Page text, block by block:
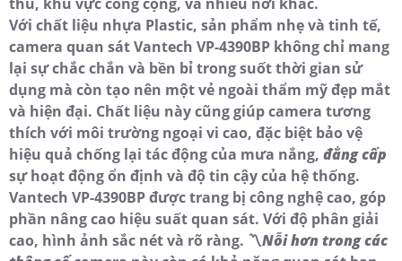
Với chất liệu nhựa Plastic, sản phẩm nhẹ và tinh tế,
camera quan sát Vantech VP-4390BP không chỉ mang
lại sự chắc chắn và bền bỉ trong suốt thời gian sử
dụng mà còn tạo nên một vẻ ngoài thẩm mỹ đẹp mắt
và hiện đại. Chất liệu này cũng giúp camera tương
thích với môi trường ngoại vi cao, đặc biệt bảo vệ
hiệu quả chống lại tác động của mưa nắng, đẳng cấp
sự hoạt động ổn định và độ tin cậy của hệ thống.
Vantech VP-4390BP được trang bị công nghệ cao, góp
phần nâng cao hiệu suất quan sát. Với độ phân giải
cao, hình ảnh sắc nét và rõ ràng. 〽Nỗi hơn trong các